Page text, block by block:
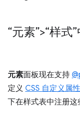
“元素”>“样
元素面板现在支持
定义 CSS 自定义属性
下在样式表中注册这